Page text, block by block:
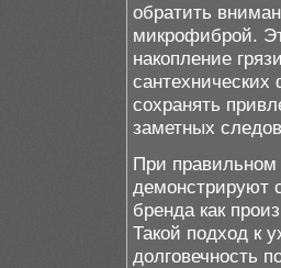
обратить
микрофиброй.
накопление
сохранять
заметных
При правильном
демонстрируют
бренда как
Такой подход к
долговечность